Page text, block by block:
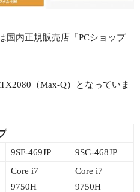
国内正規販売店『PCショップ
（Max-Q）となっていま
9SF-469JP 9SG-468JP
Core i7
9750H
Core i7
9750H